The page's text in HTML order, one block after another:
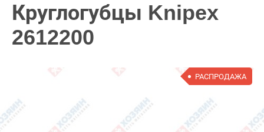
Круглогубцы Knipex
2612200
РАСПРОДАЖА